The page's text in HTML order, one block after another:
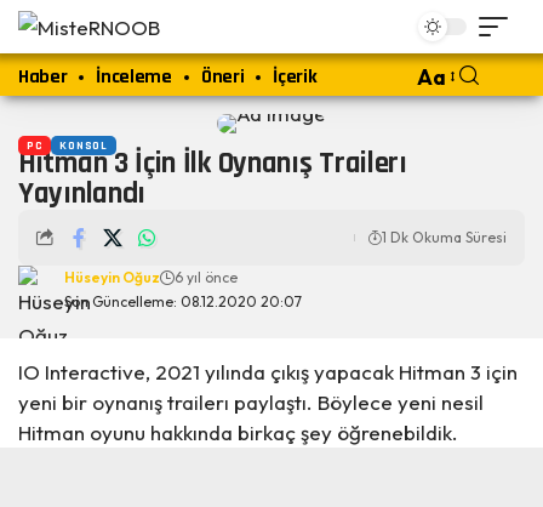
Haber İnceleme Öneri İçerik Aa
PC KONSOL
Hitman 3 İçin İlk Oynanış Trailerı
Yayınlandı
Son Güncelleme: 08.12.2020 20:07
Hüseyin Oğuz 6 yıl önce
1 Dk Okuma Süresi
IO Interactive, 2021 yılında çıkış yapacak Hitman 3 için
yeni bir oynanış trailerı paylaştı. Böylece yeni nesil
Hitman oyunu hakkında birkaç şey öğrenebildik.